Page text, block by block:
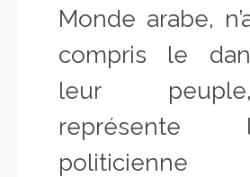
Monde arabe,
compris le
leur
représente